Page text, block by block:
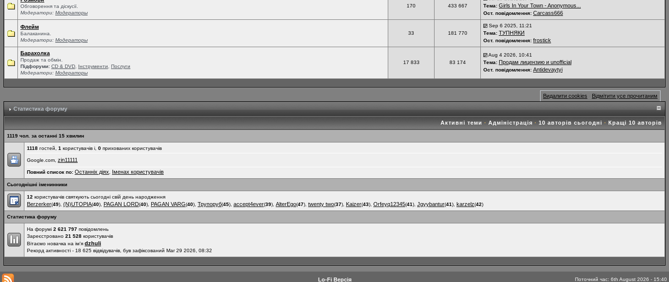
Обговорення та діскусії.
Модератори: Модераторы
170 433 667
Тема: Girls In Your Town - Anonymous...
Ост. повідомлення: Carcass666
Флейм
Балаканина.
Модератори: Модераторы
33 181 770
Sep 6 2025, 11:21
Тема: ТУПНЯКИ
Ост. повідомлення: frostick
Барахолка
Продаж та обмін.
Підфоруми: СD & DVD Інструменти
Послуги
Модератори: Модераторы
17 833 83 174
Aug 4 2026, 10:41
Тема: Продам лицензию и unofficial
Ост. повідомлення: Antidevaytyi
Видалити cookies Відмітити усе прочитаним
Статистика форуму
Активні теми · Адміністрація · 10 авторів сьогодні · Кращі 10 авторів
1119 чол. за останні 15 хвилин
1118 гостей, 1 користувачів і, 0 прихованих користувачів
Google.com, zin11111
Повний список по: Останніх діях Іменах користувачів
Сьогоднішні іменинники
12 користувачів святкують сьогодні свій день народження
Berzerker(49), (N)UTOPIA(40), PAGAN LORD(40), PAGAN VARG(40), Трупоруб(45), accept4ever(39), AlterEgo(47), twenty two(37), Kaizer(43), Orfeyq12345(41), Jgyybantur(41), karzelz(42)
Статистика форуму
На форумі 2 621 797 повідомлень
Зареєстровано 21 528 користувачів
Вітаємо новачка на ім'я dzhuli
Рекорд активності - 18 625 відвідувачів, був зафіксований Mar 29 2026, 08:32
Lo-Fi Версія Поточний час: 6th August 2026 - 15:40